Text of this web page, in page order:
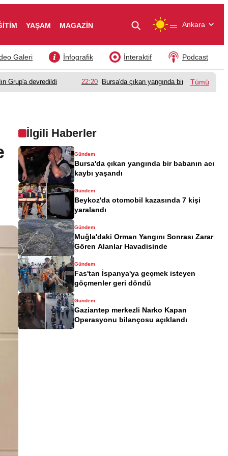
YAŞAM MAGAZİN — Ankara
Podcast
İnteraktif
İnfografik
Galeri
Grup'a devredildi 22:20 Bursa'da çıkan yangında bir babanın acı
Tümü
İlgili Haberler
Gündem
Bursa'da çıkan yangında bir babanın acı
kaybı yaşandı
Gündem
Beykoz'da otomobil kazasında 7 kişi
yaralandı
Gündem
Muğla'daki Orman Yangını Sonrası Zarar
Gören Alanlar Havadisinde
Gündem
Fas'tan İspanya'ya geçmek isteyen
göçmenler geri döndü
Gündem
Gaziantep merkezli Narko Kapan
Operasyonu bilançosu açıklandı